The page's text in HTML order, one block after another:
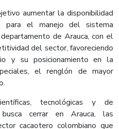
aumentar la disponibilidad
para el manejo del sistema
de Arauca, con el
del sector, favoreciendo
y su posicionamiento en la
el renglón de mayor
tecnológicas y de
cerrar en Arauca, las
cacaotero colombiano que